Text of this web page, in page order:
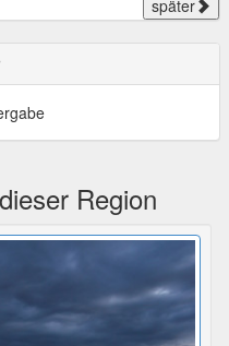
später
Region